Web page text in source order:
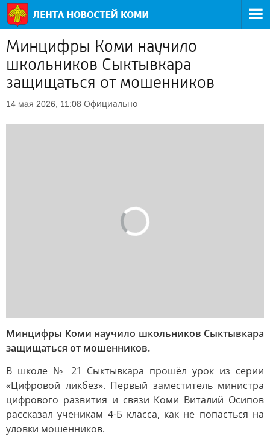
Минцифры Коми научило
школьников Сыктывкара
защищаться от мошенников
14 мая 2026, 11:08 Официально
Минцифры Коми научило школьников Сыктывкара
защищаться от мошенников.
В школе № 21 Сыктывкара прошёл урок из серии
«Цифровой ликбез». Первый заместитель министра
цифрового развития и связи Коми Виталий Осипов
рассказал ученикам 4-Б класса, как не попасться на
уловки мошенников.